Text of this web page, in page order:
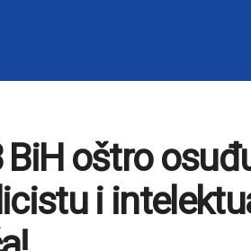
BiH oštro
i